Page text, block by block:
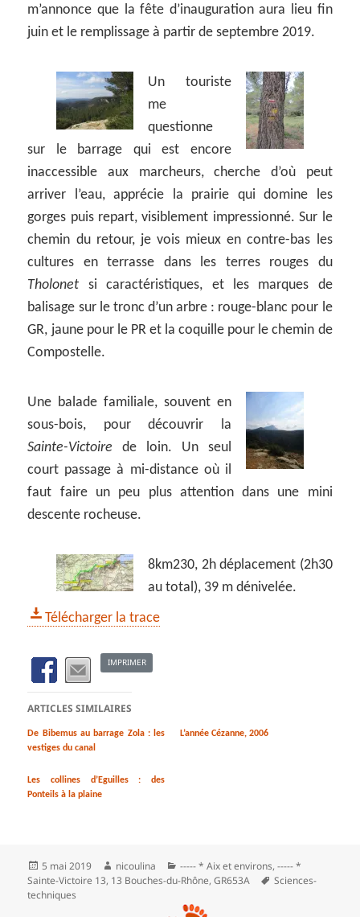
m’annonce que la fête d’inauguration aura lieu fin
juin et le remplissage à partir de septembre 2019.
Un touriste
me
questionne
sur le barrage qui est encore
inaccessible aux marcheurs, cherche d’où peut
arriver l’eau, apprécie la prairie qui domine les
gorges puis repart, visiblement impressionné. Sur le
chemin du retour, je vois mieux en contre-bas les
cultures en terrasse dans les terres rouges du
Tholonet si caractéristiques, et les marques de
balisage sur le tronc d’un arbre : rouge-blanc pour le
GR, jaune pour le PR et la coquille pour le chemin de
Compostelle.
Une balade familiale, souvent en
sous-bois, pour découvrir la
Sainte-Victoire de loin. Un seul
court passage à mi-distance où il
faut faire un peu plus attention dans une mini
descente rocheuse.
8km230, 2h déplacement (2h30
au total), 39 m dénivelée.
Télécharger la trace
IMPRIMER
ARTICLES SIMILAIRES
De Bibemus au barrage Zola : les
vestiges du canal
L’année Cézanne, 2006
Les collines d’Eguilles : des
Ponteils à la plaine
Publié
le
5 mai 2019 Auteur
nicoulina Catégories
----- * Aix et environs,----- *
Sainte-Victoire 13, 13 Bouches-du-Rhône,GR653A Mots-
clés
Sciences-
techniques